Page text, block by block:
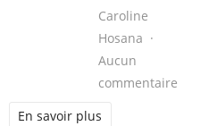
sur Cuba, une destination idéale
Caroline
Hosana
Aucun
commentaire
En savoir plus